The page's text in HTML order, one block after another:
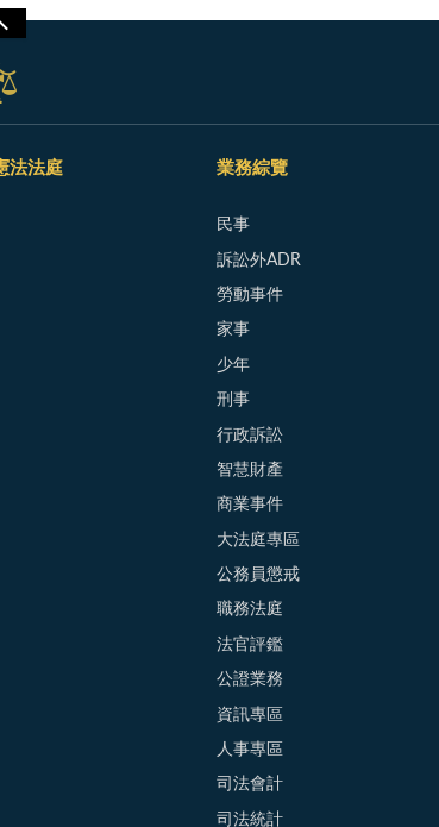
法法庭 業務綜覽
民事
訴訟外ADR
勞動事件
家事
少年
刑事
行政訴訟
智慧財產
商業事件
大法庭專區
公務員懲戒
職務法庭
法官評鑑
公證業務
資訊專區
人事專區
司法會計
司法統計